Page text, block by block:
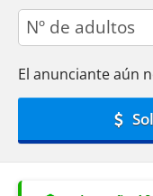
adults
El anunciante aún